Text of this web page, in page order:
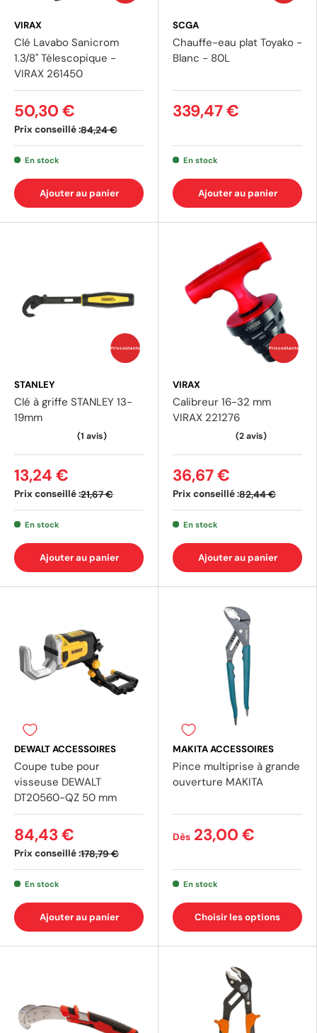
VIRAX
Clé Lavabo Sanicrom
1.3/8'' Télescopique -
VIRAX 261450
Prix conseillé :84,24 €
50,30 €
En stock
Ajouter au panier
SCGA
Chauffe-eau plat Toyako -
Blanc - 80L
339,47 €
En stock
Ajouter au panier
Prix coûtants
STANLEY
Clé à griffe STANLEY 13-
19mm
Prix conseillé :21,67 €
13,24 €
En stock
Ajouter au panier
Prix coûtants
VIRAX
Calibreur 16-32 mm
VIRAX 221276
Prix conseillé :82,44 €
36,67 €
En stock
Ajouter au panier
DEWALT ACCESSOIRES
Coupe tube pour
visseuse DEWALT
DT20560-QZ 50 mm
Prix conseillé :178,79 €
84,43 €
En stock
Ajouter au panier
MAKITA ACCESSOIRES
Pince multiprise à grande
ouverture MAKITA
Dès 23,00 €
En stock
Choisir les options